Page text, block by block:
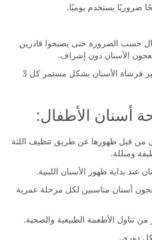
ضروريًا يستخدم يوميًا.
حسب الضرورة حتى يصبحوا قادرين
الأسنان دون إشراف.
يوصي أطباء الأسنان بتغيير فرشاة الأسنان بشكل مستمر كل 3
أسنان الأطفال:
من قبل ظهورها عن طريق تنظيف اللثة
ومبللة.
عند بداية ظهور الأسنان اللبنية.
أسنان مناسبين لكل مرحلة عمرية
من تناول الأطعمة الطبيعية والصحية.